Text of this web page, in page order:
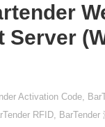
Server
Activation Code,
RFID, BarTender